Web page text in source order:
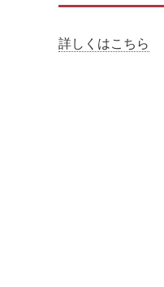
詳しくはこちら